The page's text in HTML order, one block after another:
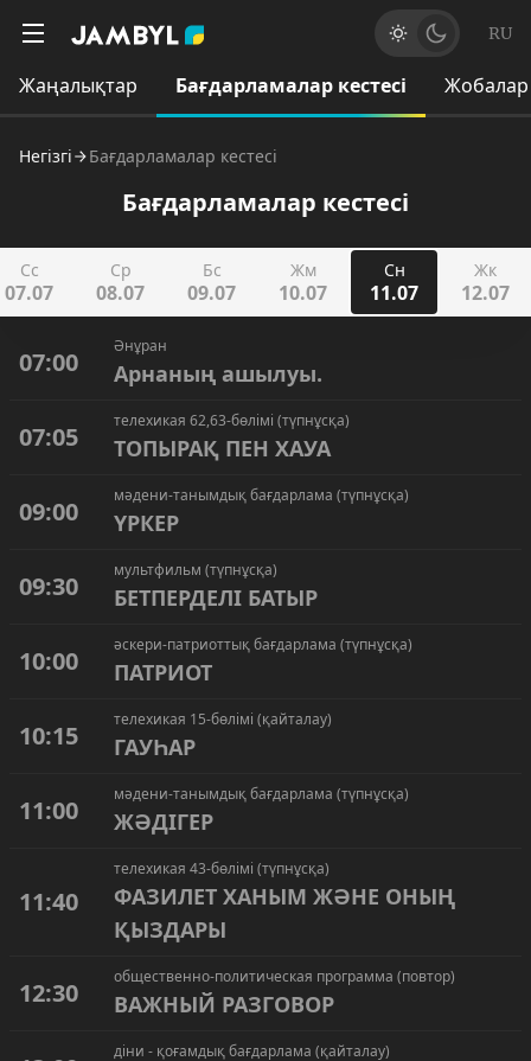
RU
Жаңалықтар Бағдарламалар кестесі Жобалар
Негізгі Бағдарламалар кестесі
Бағдарламалар кестесі
Сс
07.07
Ср
08.07
Бс
09.07
Жм
10.07
Сн
11.07
Жк
12.07
07:00
Әнұран
Арнаның ашылуы.
07:05
телехикая 62,63-бөлімі (түпнұсқа)
ТОПЫРАҚ ПЕН ХАУА
09:00
мәдени-танымдық бағдарлама (түпнұсқа)
ҮРКЕР
09:30
мультфильм (түпнұсқа)
БЕТПЕРДЕЛІ БАТЫР
10:00
әскери-патриоттық бағдарлама (түпнұсқа)
ПАТРИОТ
10:15
телехикая 15-бөлімі (қайталау)
ГАУҺАР
11:00
мәдени-танымдық бағдарлама (түпнұсқа)
ЖӘДІГЕР
11:40
телехикая 43-бөлімі (түпнұсқа)
ФАЗИЛЕТ ХАНЫМ ЖӘНЕ ОНЫҢ
ҚЫЗДАРЫ
12:30
общественно-политическая программа (повтор)
ВАЖНЫЙ РАЗГОВОР
діни - қоғамдық бағдарлама (қайталау)